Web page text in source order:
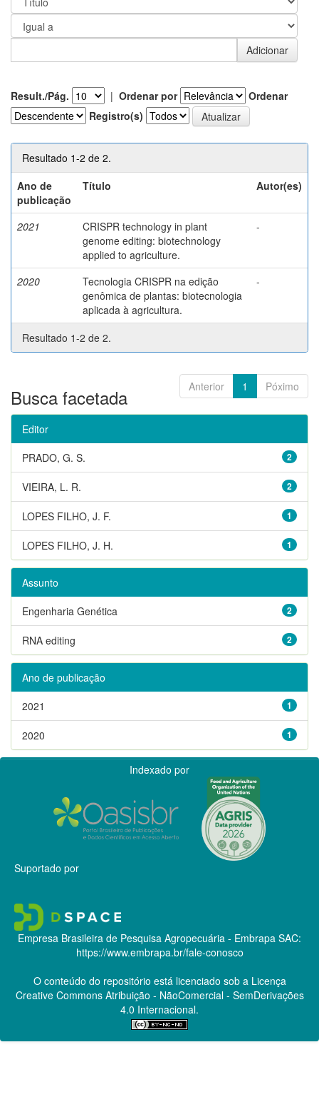
Result./Pág. | Ordenar por
Ordenar
Registro(s)
Resultado 1-2 de 2.
Ano de
publicação
Título Autor(es)
2021
CRISPR technology in plant
genome editing: biotechnology
applied to agriculture.
-
2020
Tecnologia CRISPR na edição
genômica de plantas: biotecnologia
aplicada à agricultura.
-
Resultado 1-2 de 2.
Anterior 1 Póximo
Busca facetada
Editor
2
PRADO, G. S.
2
VIEIRA, L. R.
1
LOPES FILHO, J. F.
1
LOPES FILHO, J. H.
Assunto
2
Engenharia Genética
2
RNA editing
Ano de publicação
1
2021
1
2020
Indexado por
Suportado por
Empresa Brasileira de Pesquisa Agropecuária - Embrapa SAC:
https://www.embrapa.br/fale-conosco
O conteúdo do repositório está licenciado sob a Licença
Creative CommonsAtribuição - NãoComercial - SemDerivações
4.0 Internacional.